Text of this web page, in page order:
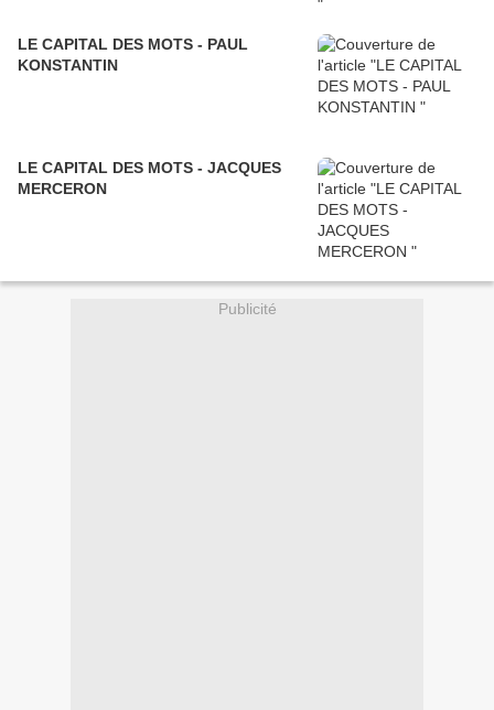
LE CAPITAL DES MOTS - PAUL
KONSTANTIN
LE CAPITAL DES MOTS - JACQUES
MERCERON
Publicité